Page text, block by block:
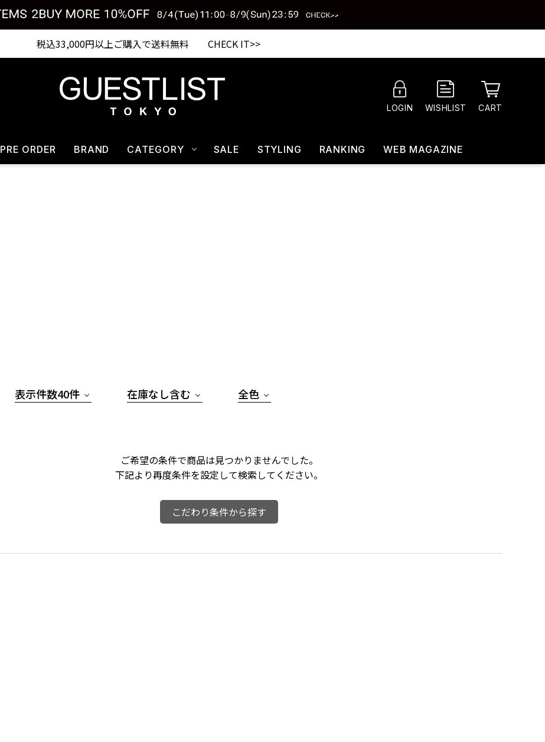
税込33,000円以上ご購入で送料無料 CHECK IT>>
LOGIN WISHLIST CART
PRE ORDER BRAND CATEGORY SALE STYLING RANKING WEB MAGAZINE
表示件数40件 在庫なし含む 全色
ご希望の条件で商品は見つかりませんでした。
下記より再度条件を設定して検索してください。
こだわり条件から探す